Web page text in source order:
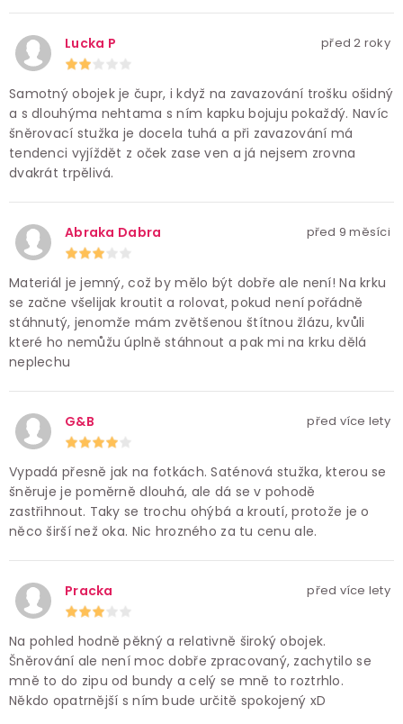
Lucka P před 2 roky
Samotný obojek je čupr, i když na zavazování trošku ošidný
a s dlouhýma nehtama s ním kapku bojuju pokaždý. Navíc
šněrovací stužka je docela tuhá a při zavazování má
tendenci vyjíždět z oček zase ven a já nejsem zrovna
dvakrát trpělivá.
Abraka Dabra před 9 měsíci
Materiál je jemný, což by mělo být dobře ale není! Na krku
se začne všelijak kroutit a rolovat, pokud není pořádně
stáhnutý, jenomže mám zvětšenou štítnou žlázu, kvůli
které ho nemůžu úplně stáhnout a pak mi na krku dělá
neplechu
G&B před více lety
Vypadá přesně jak na fotkách. Saténová stužka, kterou se
šněruje je poměrně dlouhá, ale dá se v pohodě
zastřihnout. Taky se trochu ohýbá a kroutí, protože je o
něco širší než oka. Nic hrozného za tu cenu ale.
Pracka před více lety
Na pohled hodně pěkný a relativně široký obojek.
Šněrování ale není moc dobře zpracovaný, zachytilo se
mně to do zipu od bundy a celý se mně to roztrhlo.
Někdo opatrnější s ním bude určitě spokojený xD